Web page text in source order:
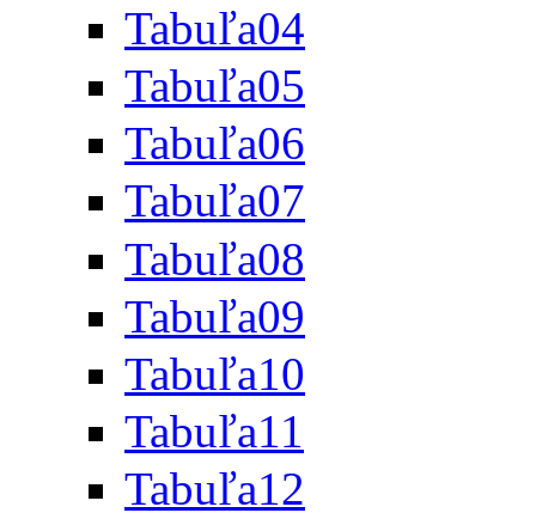
Tabuľa04
Tabuľa05
Tabuľa06
Tabuľa07
Tabuľa08
Tabuľa09
Tabuľa10
Tabuľa11
Tabuľa12